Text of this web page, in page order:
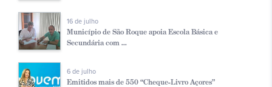
16 de julho
Município de São Roque apoia Escola Básica e
Secundária com ...
6 de julho
Emitidos mais de 550 “Cheque-Livro Açores”